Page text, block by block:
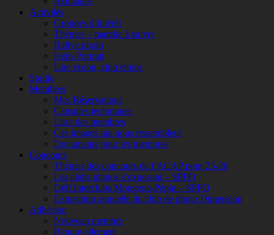
Activités
Groupes d’intérêt
Thèmes – marche à suivre
Rallye photo
Help-Portrait
Une vision, cinq temps
Studio
Membres
Mes Réservations
Capsules techniques
Liste des membres
Ces images qui nous ressemblent
Documents pour les membres
Concours
Thèmes des concours de l’ACAP pour 25-26
Les clubs photos s’exposent – SPPQ
Défi Interclubs Mongeon-Pépin – SPPQ
Exposition annuelle du club de photo Dimension
Adhésion
Nouveau membre
Renouvellement